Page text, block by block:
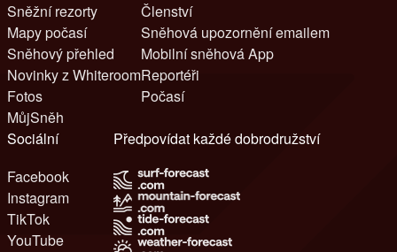
Sněžní rezorty
Mapy počasí
Sněhový přehled
Novinky z Whiteroom
Fotos
MůjSněh
Členství
Sněhová upozornění emailem
Mobilní sněhová App
Reportéři
Počasí
Sociální
Facebook
Instagram
TikTok
YouTube
Předpovídat každé dobrodružství